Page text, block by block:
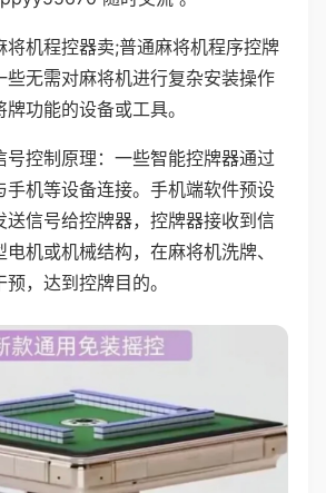
将机程控器卖;普通麻将机程序控牌
些无需对麻将机进行复杂安装操作
功能的设备或工具。
号控制原理：一些智能控牌器通过
手机等设备连接。手机端软件预设
送信号给控牌器，控牌器接收到信
机或机械结构，在麻将机洗牌、
，达到控牌目的。